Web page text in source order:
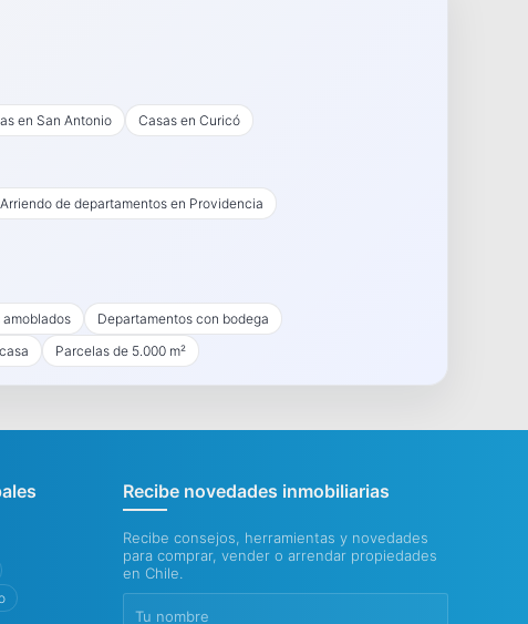
en San Antonio Casas en Curicó
Arriendo de departamentos en Providencia
Departamentos con bodega
Parcelas de 5.000 m²
Recibe novedades inmobiliarias
Recibe consejos, herramientas y novedades
para comprar, vender o arrendar propiedades
en Chile.